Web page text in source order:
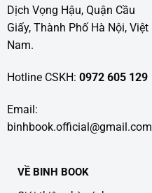
Dịch Vọng Hậu, Quận Cầu
Giấy, Thành Phố Hà Nội, Việt
Nam.
Hotline CSKH: 0972 605 129
Email:
binhbook.official@gmail.com
VỀ BINH BOOK